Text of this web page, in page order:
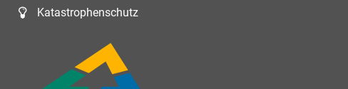
Katastrophenschutz